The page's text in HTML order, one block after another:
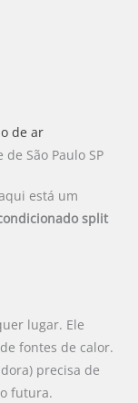
de ar
de São Paulo SP
está um
split
lugar. Ele
fontes de calor.
precisa de
futura.